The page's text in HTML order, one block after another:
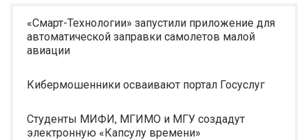
«Смарт-Технологии» запустили приложение для
автоматической заправки самолетов малой
авиации
Кибермошенники осваивают портал Госуслуг
Студенты МИФИ, МГИМО и МГУ создадут
электронную «Капсулу времени»